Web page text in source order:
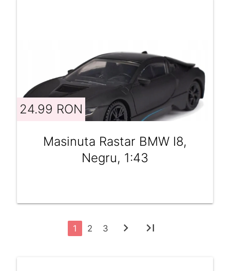
24.99 RON
Masinuta Rastar BMW I8,
Negru, 1:43
1 2 3 chevron_right last_page